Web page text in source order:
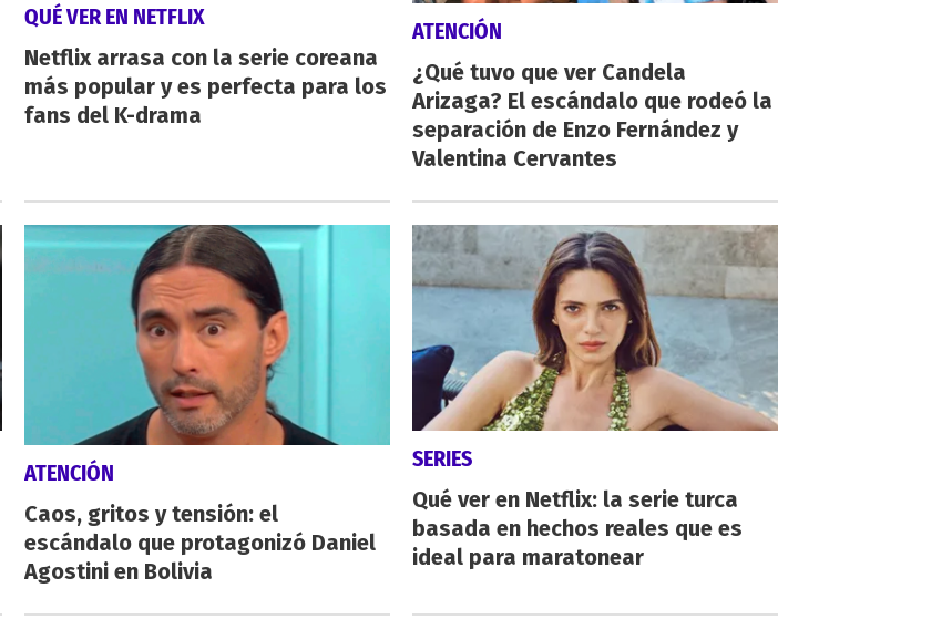
QUÉ VER EN NETFLIX
Netflix arrasa con la serie coreana
más popular y es perfecta para los
fans del K-drama
ATENCIÓN
¿Qué tuvo que ver Candela
Arizaga? El escándalo que rodeó la
separación de Enzo Fernández y
Valentina Cervantes
ATENCIÓN
Caos, gritos y tensión: el
escándalo que protagonizó Daniel
Agostini en Bolivia
SERIES
Qué ver en Netflix: la serie turca
basada en hechos reales que es
ideal para maratonear